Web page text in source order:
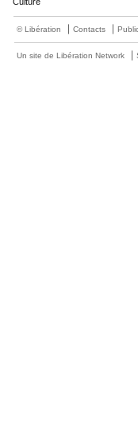
© Libération Contacts
Un site de Libération Network